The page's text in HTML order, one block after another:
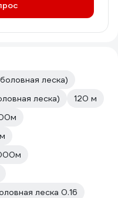
леска)
леска)
120 м
леска 0.16